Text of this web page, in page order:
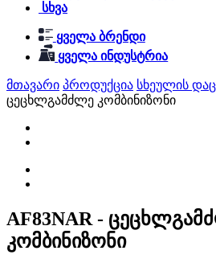
სხვა
ყველა ბრენდი
ყველა ინდუსტრია
მთავარი პროდუქცია სხეულის
ცეცხლგამძლე კომბინიზონი
AF83NAR -
კომბინიზონი